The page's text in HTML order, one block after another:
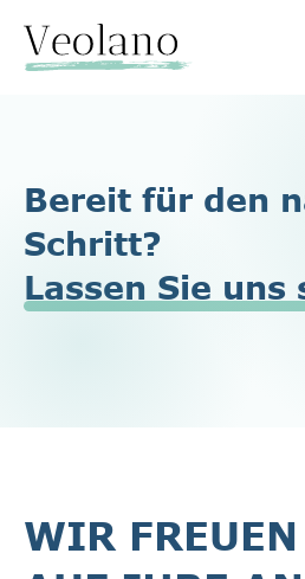
Bereit für den
Schritt?
Lassen Sie uns
WIR